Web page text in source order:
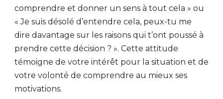
comprendre et donner un sens à tout cela » ou
« Je suis désolé d’entendre cela, peux-tu me
dire davantage sur les raisons qui t’ont poussé à
prendre cette décision ? ». Cette attitude
témoigne de votre intérêt pour la situation et de
votre volonté de comprendre au mieux ses
motivations.